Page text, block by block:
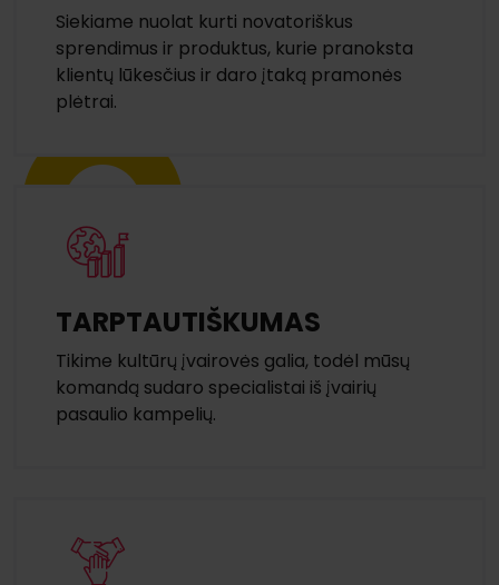
Siekiame nuolat kurti novatoriškus
sprendimus ir produktus, kurie pranoksta
klientų lūkesčius ir daro įtaką pramonės
plėtrai.
TARPTAUTIŠKUMAS
Tikime kultūrų įvairovės galia, todėl mūsų
komandą sudaro specialistai iš įvairių
pasaulio kampelių.